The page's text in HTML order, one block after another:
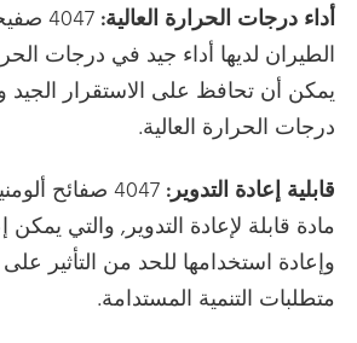
أداء درجات الحرارة العالية:
4047
الطيران لديها أداء جيد في درجات
يمكن أن تحافظ على الاستقرار الجيد
درجات الحرارة العالية.
قابلية إعادة التدوير:
4047 صفائح
مادة قابلة لإعادة التدوير, والتي يمكن
وإعادة استخدامها للحد من التأثير على
متطلبات التنمية المستدامة.